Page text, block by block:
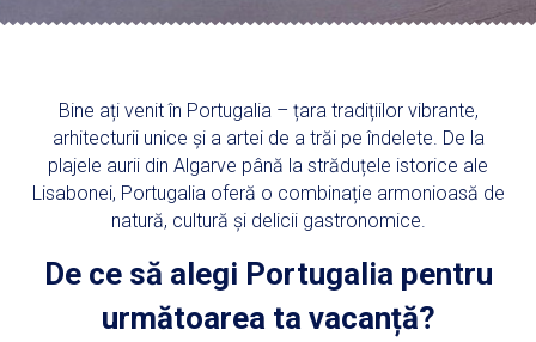
Bine ați venit în Portugalia – țara tradițiilor vibrante,
arhitecturii unice și a artei de a trăi pe îndelete. De la
plajele aurii din Algarve până la străduțele istorice ale
Lisabonei, Portugalia oferă o combinație armonioasă de
natură, cultură și delicii gastronomice.
De ce să alegi Portugalia pentru
următoarea ta vacanță?